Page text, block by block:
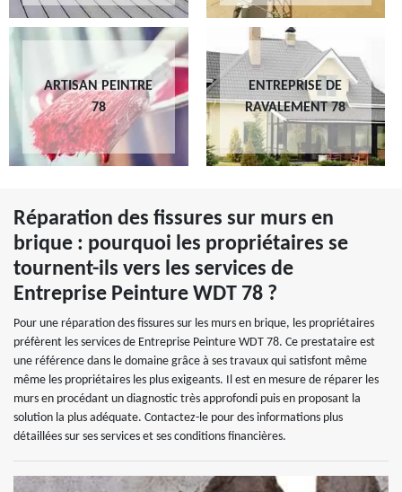
ARTISAN PEINTRE
78
ENTREPRISE DE
RAVALEMENT 78
Réparation des fissures sur murs en
brique : pourquoi les propriétaires se
tournent-ils vers les services de
Entreprise Peinture WDT 78 ?
Pour une réparation des fissures sur les murs en brique, les propriétaires
préfèrent les services de Entreprise Peinture WDT 78. Ce prestataire est
une référence dans le domaine grâce à ses travaux qui satisfont même
même les propriétaires les plus exigeants. Il est en mesure de réparer les
murs en procédant un diagnostic très approfondi puis en proposant la
solution la plus adéquate. Contactez-le pour des informations plus
détaillées sur ses services et ses conditions financières.